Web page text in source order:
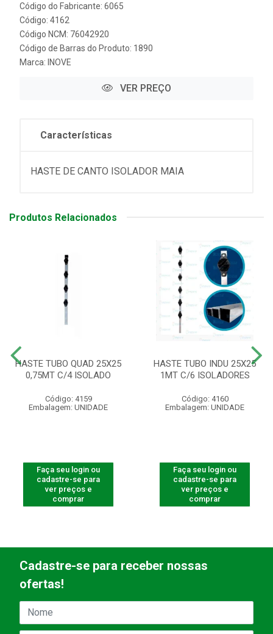
Código do Fabricante: 6065
Código: 4162
Código NCM: 76042920
Código de Barras do Produto: 1890
Marca: INOVE
VER PREÇO
Características
HASTE DE CANTO ISOLADOR MAIA
Produtos Relacionados
HASTE TUBO QUAD 25X25
0,75MT C/4 ISOLADO
Código: 4159
Embalagem: UNIDADE
Faça seu login ou
cadastre-se para
ver preços e
comprar
HASTE TUBO INDU 25X25
1MT C/6 ISOLADORES
Código: 4160
Embalagem: UNIDADE
Faça seu login ou
cadastre-se para
ver preços e
comprar
Cadastre-se para receber nossas
ofertas!